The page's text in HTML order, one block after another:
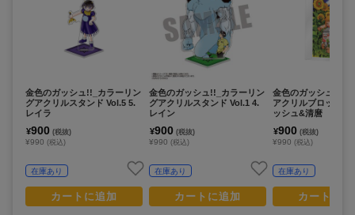
金色のガッシュ!!_カラーリン
グアクリルスタンド Vol.5 5.
レイラ
¥900 (税抜)
¥990 (税込)
在庫あり
カートに追加
金色のガッシュ!!_カラーリン
グアクリルスタンド Vol.1 4.
レイン
¥900 (税抜)
¥990 (税込)
在庫あり
カートに追加
金色のガッシュ!!_ビ
アクリルブロック
ッシュ&清麿
¥900 (税抜)
¥990 (税込)
在庫あり
カートに